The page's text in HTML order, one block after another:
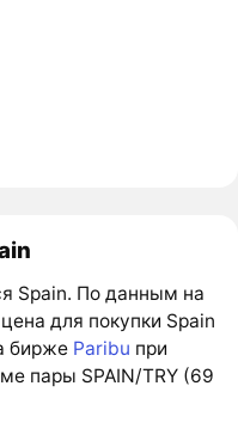
Spain. По данным на
для покупки Spain
бирже Paribu при
пары SPAIN/TRY (69